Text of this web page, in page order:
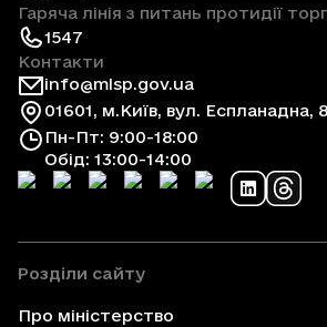
Гаряча лінія з питань протидії
1547
Контакти
info@mlsp.gov.ua
01601, м.Київ, вул. Еспланадна,
Пн-Пт: 9:00-18:00
Обід: 13:00-14:00
Розділи сайту
Про міністерство